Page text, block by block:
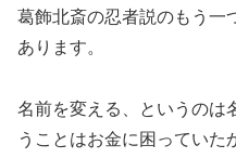
葛飾北斎の忍者説のもう一
あります。
名前を変える、というのは
うことはお金に困っていた